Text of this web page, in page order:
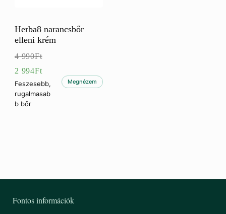
Herba8 narancsbőr
elleni krém
4 990Ft
Eredeti
ár:
4
2 994Ft
Jelenlegi
ár:
Feszesebb,
rugalmasab
b bőr
Megnézem
Fontos információk